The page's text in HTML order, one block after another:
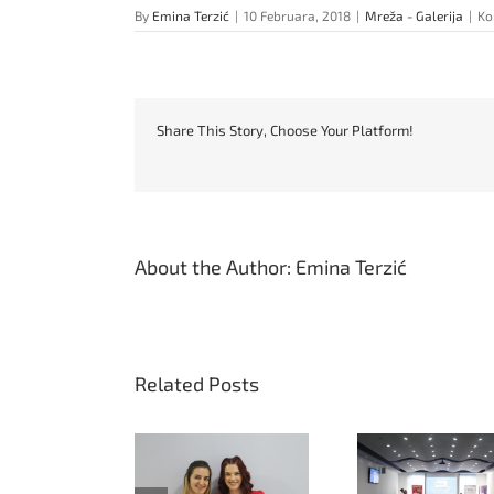
By Emina Terzić | 10 Februara, 2018 | Mreža - Galerija |
Share This Story, Choose Your Platform!
About the Author: Emina Terzić
Related Posts